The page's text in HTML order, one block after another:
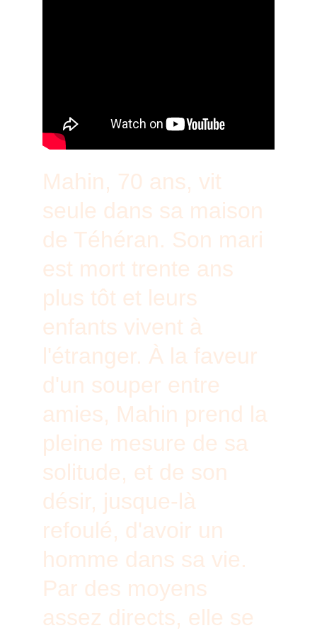
Mahin, 70 ans, vit
seule dans sa maison
de Téhéran. Son mari
est mort trente ans
plus tôt et leurs
enfants vivent à
l'étranger. À la faveur
d'un souper entre
amies, Mahin prend la
pleine mesure de sa
solitude, et de son
désir, jusque-là
refoulé, d'avoir un
homme dans sa vie.
Par des moyens
assez directs, elle se